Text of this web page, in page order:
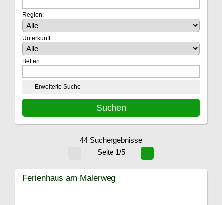
Region:
Unterkunft:
Betten:
Erweiterte Suche
44 Suchergebnisse
Seite 1/5
Ferienhaus am Malerweg